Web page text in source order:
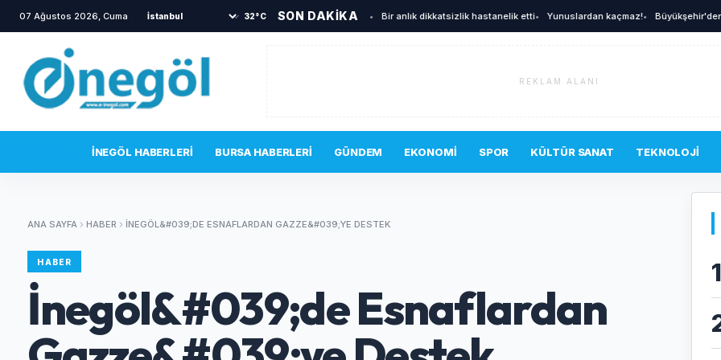
07 Ağustos 2026, Cuma 32°C SON DAKİKA
• TOKİ sakinlerini korkutan yangın• Bir anlık dikkatsizlik hastanelik etti• Yunuslardan kaçmaz!• Büyükşehir'den
REKLAM ALANI
İNEGÖL HABERLERI BURSA HABERLERI GÜNDEM EKONOMI SPOR KÜLTÜR SANAT TEKNOLOJI
ANA SAYFA HABER İNEGÖL&#039;DE ESNAFLARDAN GAZZE&#039;YE DESTEK
HABER
İnegöl&#039;de Esnaflardan
1